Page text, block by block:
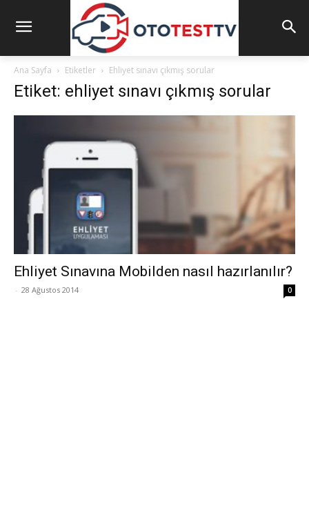
Ana Sayfa Etiketler Ehliyet sınavı çıkmış sorular
Etiket: ehliyet sınavı çıkmış sorular
Ehliyet Sınavına Mobilden nasıl hazırlanılır?
- 28 Ağustos 2014 0